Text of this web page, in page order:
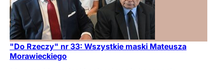
"Do Rzeczy" nr 33: Wszystkie maski Mateusza
Morawieckiego